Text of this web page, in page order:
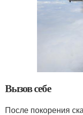
Вызов себе
После покорения